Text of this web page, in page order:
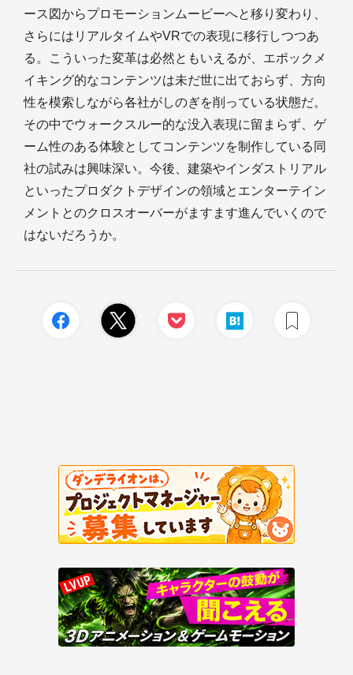
ース図からプロモーションムービーへと移り変わり、
さらにはリアルタイムやVRでの表現に移行しつつあ
る。こういった変革は必然ともいえるが、エポックメ
イキング的なコンテンツは未だ世に出ておらず、方向
性を模索しながら各社がしのぎを削っている状態だ。
その中でウォークスルー的な没入表現に留まらず、ゲ
ーム性のある体験としてコンテンツを制作している同
社の試みは興味深い。今後、建築やインダストリアル
といったプロダクトデザインの領域とエンターテイン
メントとのクロスオーバーがますます進んでいくので
はないだろうか。